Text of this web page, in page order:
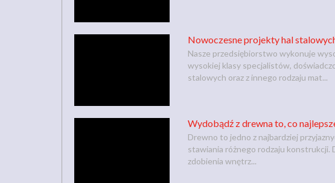
Nowoczesne projekty hal
Nasze przedsiębiorstwo wykonuje
wysokiej klasy specjalistów,
stalowych oraz z innego rodzaju mat...
Wydobądź z drewna to, co
Drewno to jedno z najbardziej
stawiania różnego rodzaju konstrukcji.
zdobienia wnętrz...